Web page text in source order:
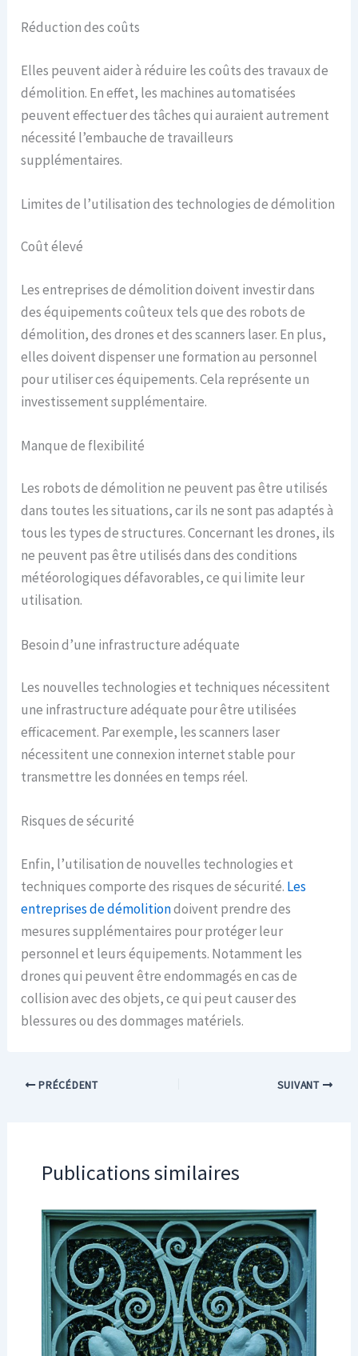
Réduction des coûts
Elles peuvent aider à réduire les coûts des travaux de
démolition. En effet, les machines automatisées
peuvent effectuer des tâches qui auraient autrement
nécessité l’embauche de travailleurs
supplémentaires.
Limites de l’utilisation des technologies de démolition
Coût élevé
Les entreprises de démolition doivent investir dans
des équipements coûteux tels que des robots de
démolition, des drones et des scanners laser. En plus,
elles doivent dispenser une formation au personnel
pour utiliser ces équipements. Cela représente un
investissement supplémentaire.
Manque de flexibilité
Les robots de démolition ne peuvent pas être utilisés
dans toutes les situations, car ils ne sont pas adaptés à
tous les types de structures. Concernant les drones, ils
ne peuvent pas être utilisés dans des conditions
météorologiques défavorables, ce qui limite leur
utilisation.
Besoin d’une infrastructure adéquate
Les nouvelles technologies et techniques nécessitent
une infrastructure adéquate pour être utilisées
efficacement. Par exemple, les scanners laser
nécessitent une connexion internet stable pour
transmettre les données en temps réel.
Risques de sécurité
Enfin, l’utilisation de nouvelles technologies et
techniques comporte des risques de sécurité. Les
entreprises de démolitiondoivent prendre des
mesures supplémentaires pour protéger leur
personnel et leurs équipements. Notamment les
drones qui peuvent être endommagés en cas de
collision avec des objets, ce qui peut causer des
blessures ou des dommages matériels.
PRÉCÉDENT SUIVANT
Publications similaires